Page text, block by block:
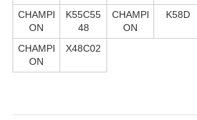
CHAMPI
ON
K55C55
48
CHAMPI
ON
K58D
CHAMPI
ON
X48C02